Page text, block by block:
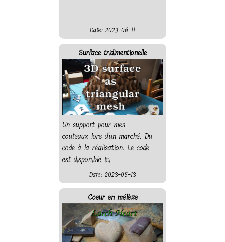
Date: 2023-06-11
Surface tridimentionelle
Un support pour mes
couteaux lors d'un marché. Du
code à la réalisation. Le code
est disponible ici
Date: 2023-05-13
Coeur en mélèze